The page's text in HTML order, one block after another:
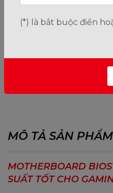
Danh mục: Stardard
Từ khóa:
B760 B760MX2-E
biostar
main biostar ,
0 ĐÁNH GIÁ CHO
MÔ TẢ SẢN PHẨM
MOTHERBOARD
SUẤT TỐT CHO
(*) là bắt buộc điền